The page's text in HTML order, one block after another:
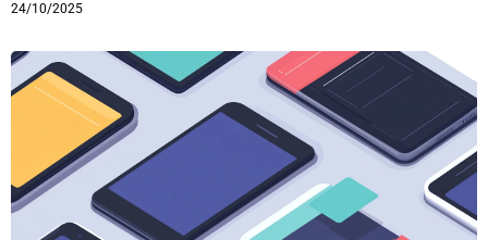
24/10/2025